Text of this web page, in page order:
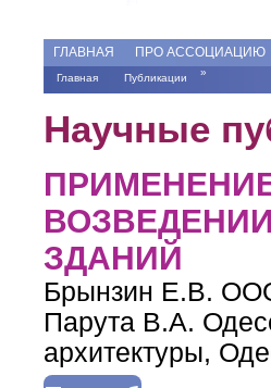
ГЛАВНАЯ ПРО АССОЦИАЦИЮ
Вы здесь
Главная »
Публикации
Научные
ЗДАНИЙ
Брынзин Е.В.
Парута В.А.
архитектуры,